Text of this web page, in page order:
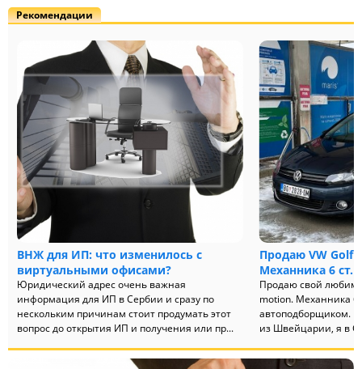
Рекомендации
ВНЖ для ИП: что изменилось с
виртуальными офисами?
Юридический адрес очень важная
информация для ИП в Сербии и сразу по
нескольким причинам стоит продумать этот
вопрос до открытия ИП и получения или пр...
Продаю VW Golf
Механника 6 ст.
Продаю свой
motion. Механника 6
автоподборщиком.
из Швейцарии, я в